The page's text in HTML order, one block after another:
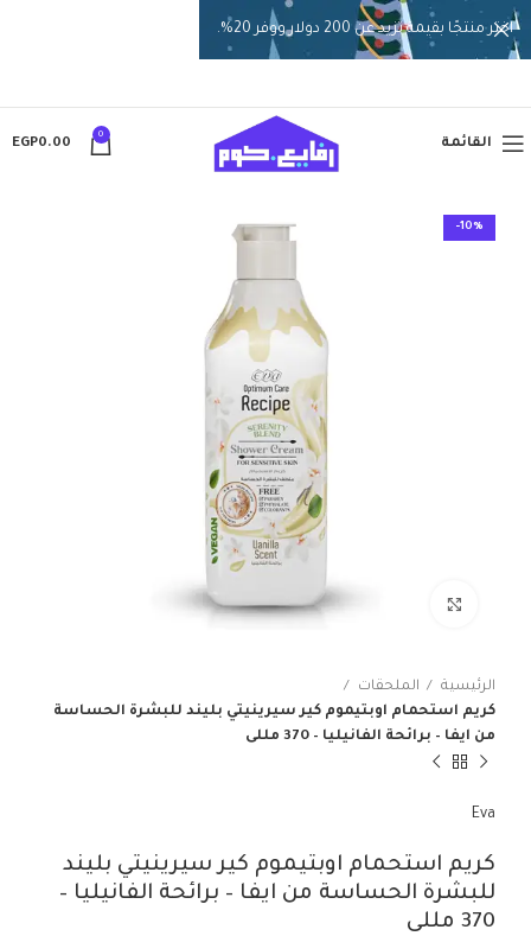
القائمة
0
EGP0.00
-10%
الرئيسية
الملحقات
كريم استحمام اوبتيموم كير سيرينيتي بليند للبشرة الحساسة
من ايفا – برائحة الفانيليا – 370 مللى
Eva
كريم استحمام اوبتيموم كير سيرينيتي بليند
للبشرة الحساسة من ايفا – برائحة الفانيليا –
370 مللى
اختر منتجًا بقيمة تزيد عن 200 دولار ووفر 20%.